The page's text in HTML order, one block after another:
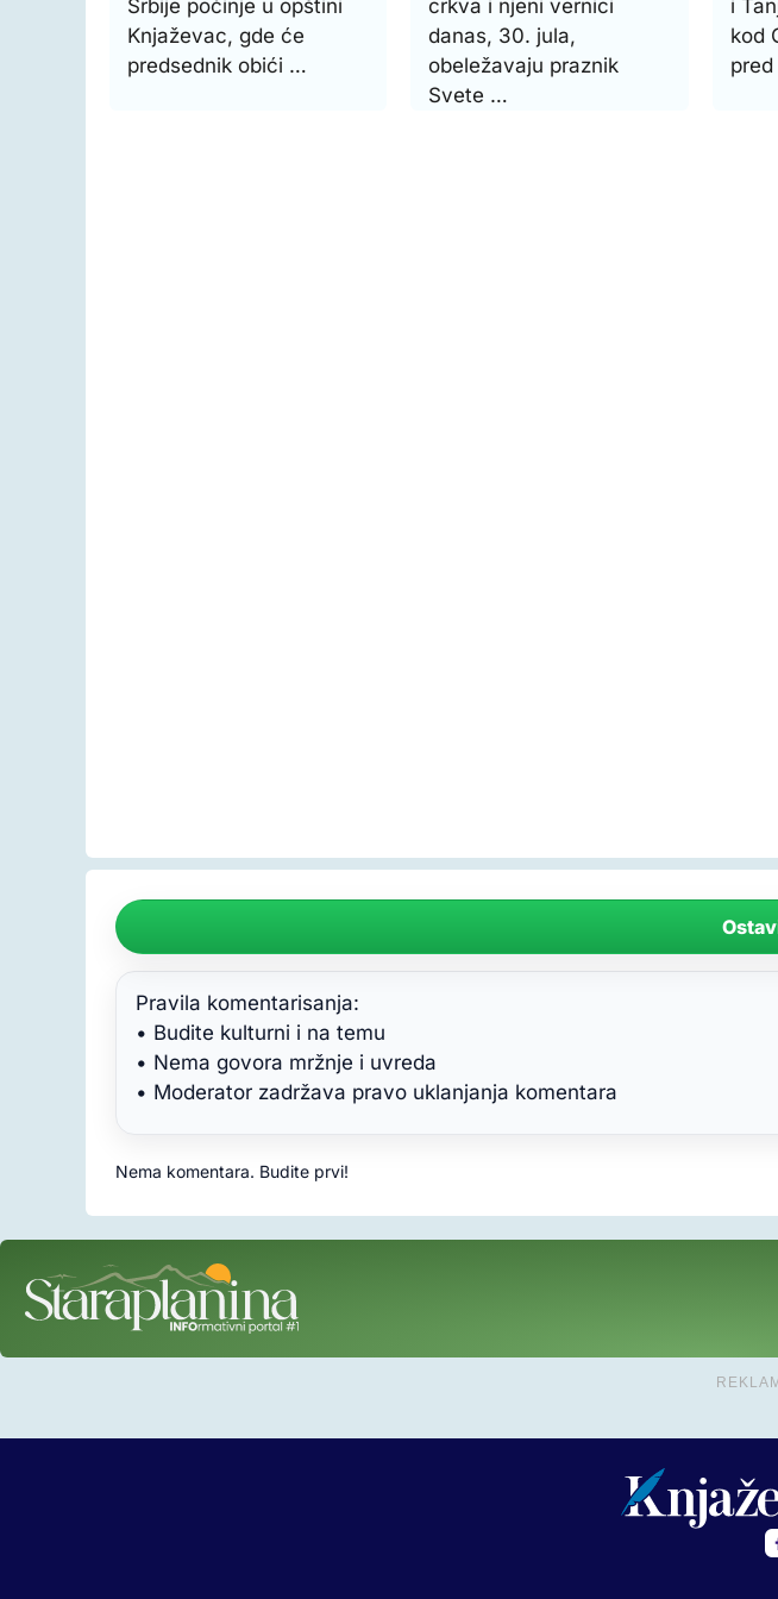
Srbije počinje u opštini
Knjaževac, gde će
predsednik obići …
crkva i njeni vernici
danas, 30. jula,
obeležavaju praznik
Svete …
i
kod
Pravila komentarisanja:
• Budite kulturni i na temu
• Nema govora mržnje i uvreda
• Moderator zadržava pravo uklanjanja komentara
Nema komentara. Budite prvi!